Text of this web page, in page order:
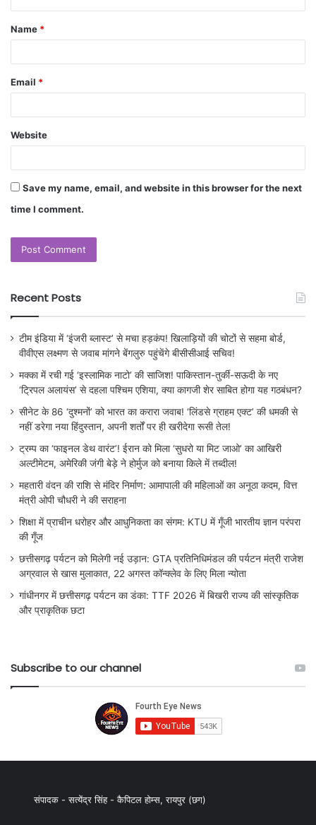
Name *
Email *
Website
Save my name, email, and website in this browser for the next
time I comment.
Recent Posts
टीम इंडिया में ‘इंजरी ब्लास्ट’ से मचा हड़कंप! खिलाड़ियों की चोटों से सहमा बोर्ड,
वीवीएस लक्ष्मण से जवाब मांगने बेंगलुरु पहुंचेंगे बीसीसीआई सचिव!
मक्का में रची गई ‘इस्लामिक नाटो’ की साजिश! पाकिस्तान-तुर्की-सऊदी के नए
‘ट्रिपल अलायंस’ से दहला पश्चिम एशिया, क्या कागजी शेर साबित होगा यह गठबंधन?
सीनेट के 86 ‘दुश्मनों’ को भारत का करारा जवाब! ‘लिंडसे ग्राहम एक्ट’ की धमकी से
नहीं डरेगा नया हिंदुस्तान, अपनी शर्तों पर ही खरीदेगा रूसी तेल!
ट्रम्प का ‘फाइनल डेथ वारंट’! ईरान को मिला ‘सुधरो या मिट जाओ’ का आखिरी
अल्टीमेटम, अमेरिकी जंगी बेड़े ने होर्मुज को बनाया किले में तब्दील!
महतारी वंदन की राशि से मंदिर निर्माण: आमापाली की महिलाओं का अनूठा कदम, वित्त
मंत्री ओपी चौधरी ने की सराहना
शिक्षा में प्राचीन धरोहर और आधुनिकता का संगम: KTU में गूँजी भारतीय ज्ञान परंपरा
की गूँज
छत्तीसगढ़ पर्यटन को मिलेगी नई उड़ान: GTA प्रतिनिधिमंडल की पर्यटन मंत्री राजेश
अग्रवाल से खास मुलाकात, 22 अगस्त कॉन्क्लेव के लिए मिला न्योता
गांधीनगर में छत्तीसगढ़ पर्यटन का डंका: TTF 2026 में बिखरी राज्य की सांस्कृतिक
और प्राकृतिक छटा
Subscribe to our channel
संपादक - सत्येंद्र सिंह - कैपिटल होम्स, रायपुर (छग)